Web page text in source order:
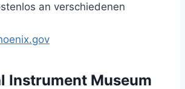
an verschiedenen
Instrument Museum